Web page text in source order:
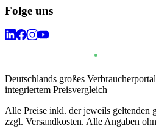
Folge uns
Deutschlands großes
integriertem Preisvergleich
Alle Preise inkl. der jeweils geltenden
zzgl. Versandkosten. Alle Angaben